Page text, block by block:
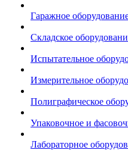
Гаражное
Складское
Испытательное
Измерительное
Полиграфическое
Упаковочное и
Лабораторное